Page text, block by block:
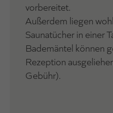
vorbereitet.
Außerdem liegen
Saunatücher in einer
Bademäntel können
Rezeption
Gebühr).